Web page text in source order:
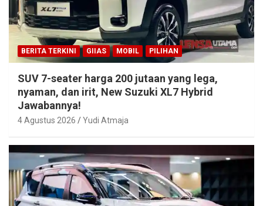
BERITA TERKINI GIIAS MOBIL PILIHAN
SUV 7-seater harga 200 jutaan yang lega,
nyaman, dan irit, New Suzuki XL7 Hybrid
Jawabannya!
4 Agustus 2026 Yudi Atmaja